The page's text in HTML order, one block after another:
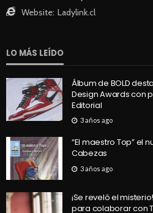
Website: Ladylink.cl
LO MÁS LEÍDO
Álbum de BOLD
Design Awards con
Editorial
3 años ago
“El maestro Top” el
Cabezas
3 años ago
¡Se reveló el
para colaborar con